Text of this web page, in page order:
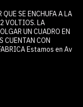
SE ENCHUFA A LA
VOLTIOS. LA
UN CUADRO EN
CUENTAN CON
Estamos en Av